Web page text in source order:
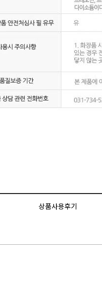
상품사용후기